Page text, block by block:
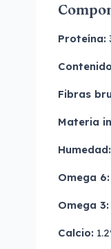
Proteína:
Fibras
Materia
Humedad:
Omega 6:
Omega 3:
Calcio: